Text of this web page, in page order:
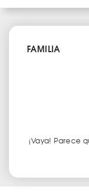
FAMILIA
¡Vaya! Parece